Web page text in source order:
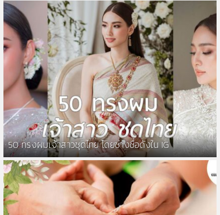
50 ทรงผมเจ้าสาวชุดไทย โดยช่างชื่อดังใน IG